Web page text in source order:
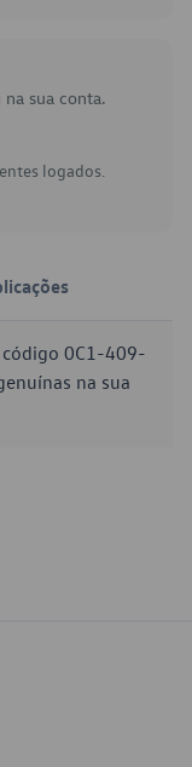
sua conta.
logados.
0C1-409-
na sua